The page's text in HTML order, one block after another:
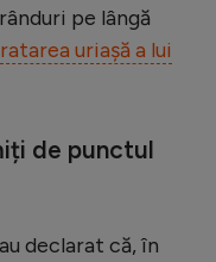
pe lângă
ratarea uriașă a lui
de punctul
declarat că, în